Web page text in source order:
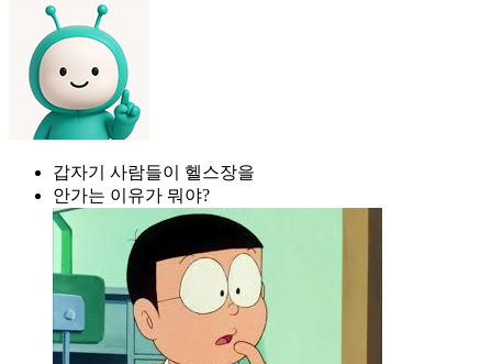
갑자기 사람들이 헬스장을
안가는 이유가 뭐야?